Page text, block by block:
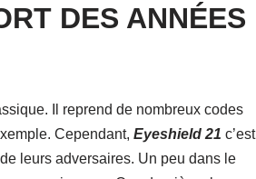
DES ANNÉES
Il reprend de nombreux codes
Cependant, Eyeshield 21 c’est
leurs adversaires. Un peu dans le